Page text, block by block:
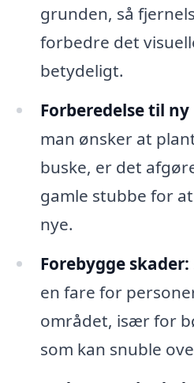
grunden, så
forbedre det
betydeligt.
Forberedelse til
man ønsker at
buske, er det
gamle stubbe for
nye.
Forebygge skader:
en fare for
området, især for
som kan snuble